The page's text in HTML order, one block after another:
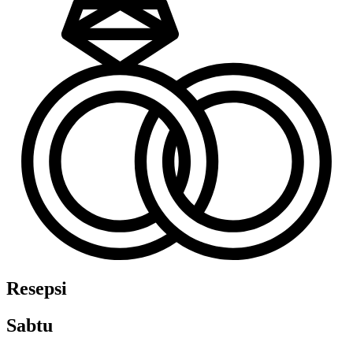
Resepsi
Sabtu